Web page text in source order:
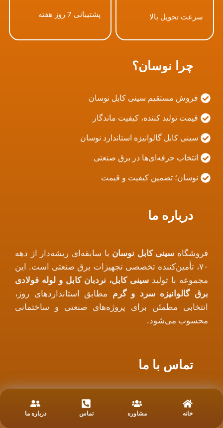
سرعت تحویل بالا پشتیبانی 7 روز هفته
چرا نوسان؟
فروش مستقیم سینی کابل نوسان
قیمت تولید کننده، کیفیت ماندگار
سینی کابل گالوانیزه استاندارد نوسان
انتخاب حرفه‌ای‌ها در برق صنعتی
نوسان؛ تضمین کیفیت و قیمت
درباره ما
فروشگاه سینی کابل نوسان با سابقه‌ای ریشه‌دار از دهه
۷۰، تأمین‌کننده تخصصی تجهیزات برق صنعتی است. این
مجموعه با تولید سینی کابل، نردبان کابل و لوله فولادی
برق گالوانیزه سرد و گرم مطابق استانداردهای روز،
انتخابی مطمئن برای پروژه‌های صنعتی و ساختمانی
محسوب می‌شود.
تماس با ما
دفتر فروش: تهران، لاله زار جنوبی، کوچه باربد، پاساژ
سرای لاله زار، پ 28
خانه مشاوره تماس درباره ما